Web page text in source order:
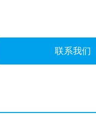
联系我们